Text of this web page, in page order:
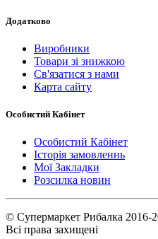
Додатково
Виробники
Товари зі знижкою
Св'язатися з нами
Карта сайту
Особистий Кабінет
Особистий Кабінет
Історія замовленнь
Мої Закладки
Розсилка новин
© Супермаркет Рибалка 2016-
Всі права захищені